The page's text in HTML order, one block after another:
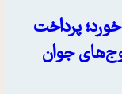
نخست ۱۴۰۵ رقم خورد؛ پرداخت
زوج‌های جوان